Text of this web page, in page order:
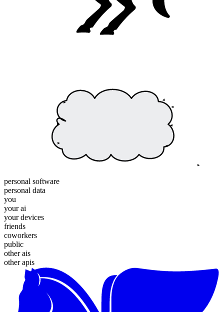
personal software
personal data
you
your ai
your devices
friends
coworkers
public
other ais
other apis